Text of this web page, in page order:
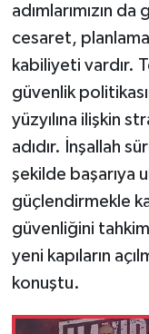
adımlarımızın
cesaret,
kabiliyeti vardır.
güvenlik
yüzyılına ilişkin
adıdır. İnşallah
şekilde başarıya
güçlendirmekle
güvenliğini
yeni kapıların
konuştu.